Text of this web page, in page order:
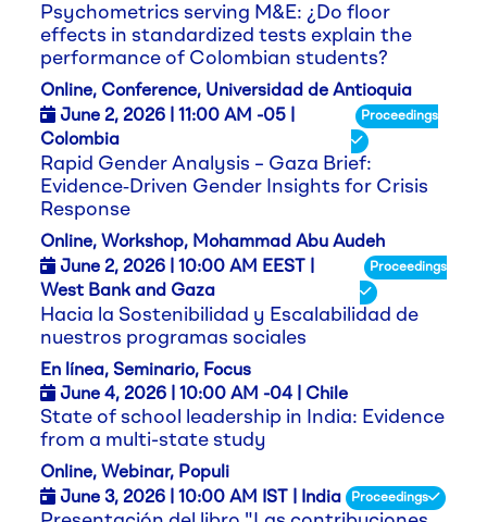
Psychometrics serving M&E: ¿Do floor
effects in standardized tests explain the
performance of Colombian students?
Online, Conference, Universidad de Antioquia
June 2, 2026 | 11:00 AM -05 |
Colombia
Proceedings
Rapid Gender Analysis – Gaza Brief:
Evidence‑Driven Gender Insights for Crisis
Response
Online, Workshop, Mohammad Abu Audeh
June 2, 2026 | 10:00 AM EEST |
West Bank and Gaza
Proceedings
Hacia la Sostenibilidad y Escalabilidad de
nuestros programas sociales
En línea, Seminario, Focus
June 4, 2026 | 10:00 AM -04 | Chile
State of school leadership in India: Evidence
from a multi-state study
Online, Webinar, Populi
June 3, 2026 | 10:00 AM IST | India Proceedings